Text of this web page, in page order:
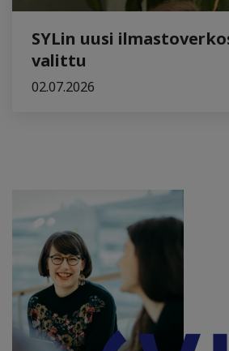
SYLin uusi
valittu
02.07.2026